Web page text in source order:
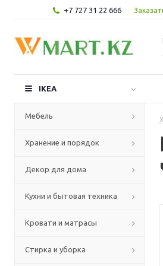
+7 727 31 22 666
IKEA
Мебель
Хранение и порядок
Декор для дома
Кухни и бытовая техника
Кровати и матрасы
Стирка и уборка